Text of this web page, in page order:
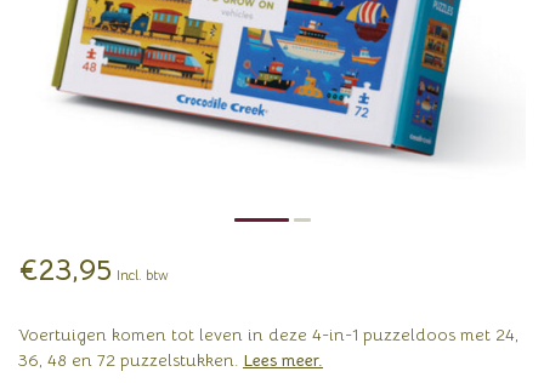
€23,95 Incl. btw
Voertuigen komen tot leven in deze 4-in-1 puzzeldoos met 24,
36, 48 en 72 puzzelstukken. Lees meer.